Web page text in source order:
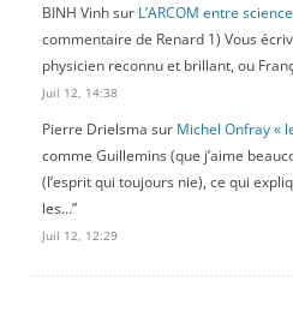
BINH Vinhsur L’ARCOM entre
commentaire de Renard 1) Vous
physicien reconnu et brillant, ou
Juil 12, 14:38
Pierre Drielsma sur Michel Onfray «
comme Guillemins (que j’aime
(l’esprit qui toujours nie), ce qui
les…”
Juil 12, 12:29